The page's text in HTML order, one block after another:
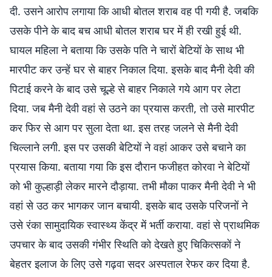
दी. उसने आरोप लगाया कि आधी बोतल शराब वह पी गयी है. जबकि
उसके पीने के बाद बच आधी बोतल शराब घर में ही रखी हुई थी.
घायल महिला ने बताया कि उसके पति ने चारों बेटियों के साथ भी
मारपीट कर उन्हें घर से बाहर निकाल दिया. इसके बाद मैनी देवी की
पिटाई करने के बाद उसे चूल्हे से बाहर निकाले गये आग पर लेटा
दिया. जब मैनी देवी वहां से उठने का प्रयास करती, तो उसे मारपीट
कर फिर से आग पर सुला देता था. इस तरह जलने से मैनी देवी
चिल्लाने लगी. इस पर उसकी बेटियों ने वहां आकर उसे बचाने का
प्रयास किया. बताया गया कि इस दौरान फजीहत कोरवा ने बेटियों
को भी कुल्हाड़ी लेकर मारने दौड़ाया. तभी मौका पाकर मैनी देवी ने भी
वहां से उठ कर भागकर जान बचायी. इसके बाद उसके परिजनों ने
उसे रंका सामुदायिक स्वास्थ्य केंद्र में भर्ती कराया. वहां से प्राथमिक
उपचार के बाद उसकी गंभीर स्थिति को देखते हुए चिकित्सकों ने
बेहतर इलाज के लिए उसे गढ़वा सदर अस्पताल रेफर कर दिया है.